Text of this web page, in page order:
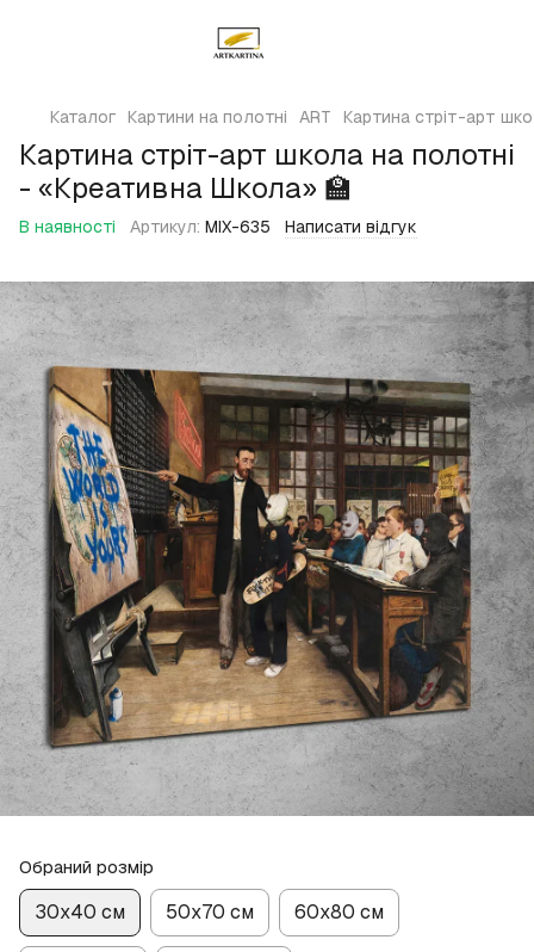
Каталог Картини на полотні ART Картина стріт-арт
Картина стріт-арт школа на полотні
- «Креативна Школа» 🏫
В наявності Артикул: MIX-635 Написати відгук
Обраний розмір
30х40 см 50х70 см 60х80 см